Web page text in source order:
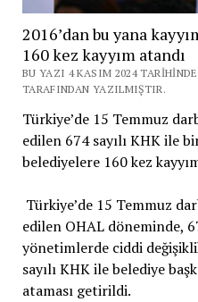
2016’dan bu yana
160 kez kayyım atandı
BU YAZI 4 KASIM 2024
TARAFINDAN YAZILMIŞTIR.
Türkiye’de 15 Temmuz
edilen 674 sayılı KHK ile
belediyelere 160 kez
Türkiye’de 15 Temmuz
edilen OHAL döneminde,
yönetimlerde ciddi
sayılı KHK ile belediye
ataması getirildi.